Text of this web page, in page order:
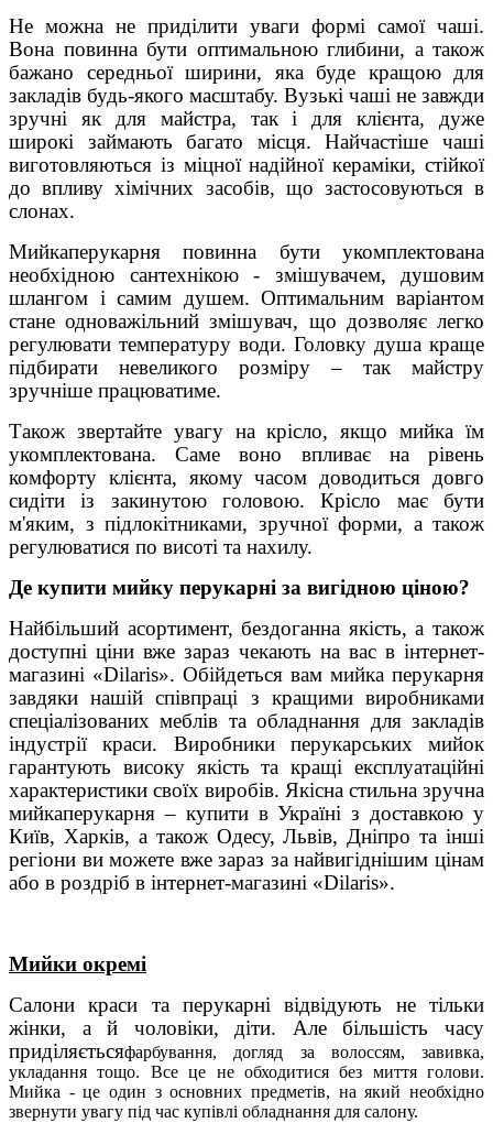
Не можна не приділити уваги формі самої чаші.
Вона повинна бути оптимальною глибини, а також
бажано середньої ширини, яка буде кращою для
закладів будь-якого масштабу. Вузькі чаші не завжди
зручні як для майстра, так і для клієнта, дуже
широкі займають багато місця. Найчастіше чаші
виготовляються із міцної надійної кераміки, стійкої
до впливу хімічних засобів, що застосовуються в
слонах.
Мийкаперукарня повинна бути укомплектована
необхідною сантехнікою - змішувачем, душовим
шлангом і самим душем. Оптимальним варіантом
стане одноважільний змішувач, що дозволяє легко
регулювати температуру води. Головку душа краще
підбирати невеликого розміру – так майстру
зручніше працюватиме.
Також звертайте увагу на крісло, якщо мийка їм
укомплектована. Саме воно впливає на рівень
комфорту клієнта, якому часом доводиться довго
сидіти із закинутою головою. Крісло має бути
м'яким, з підлокітниками, зручної форми, а також
регулюватися по висоті та нахилу.
Де купити мийку перукарні за вигідною ціною?
Найбільший асортимент, бездоганна якість, а також
доступні ціни вже зараз чекають на вас в інтернет-
магазині «Dilaris». Обійдеться вам мийка перукарня
завдяки нашій співпраці з кращими виробниками
спеціалізованих меблів та обладнання для закладів
індустрії краси. Виробники перукарських мийок
гарантують високу якість та кращі експлуатаційні
характеристики своїх виробів. Якісна стильна зручна
мийкаперукарня – купити в Україні з доставкою у
Київ, Харків, а також Одесу, Львів, Дніпро та інші
регіони ви можете вже зараз за найвигіднішим цінам
або в роздріб в інтернет-магазині «Dilaris».
Мийки окремі
Салони краси та перукарні відвідують не тільки
жінки, а й чоловіки, діти. Але більшість часу
приділяєтьсяфарбування, догляд за волоссям, завивка,
укладання тощо. Все це не обходитися без миття голови.
Мийка - це один з основних предметів, на який необхідно
звернути увагу під час купівлі обладнання для салону.